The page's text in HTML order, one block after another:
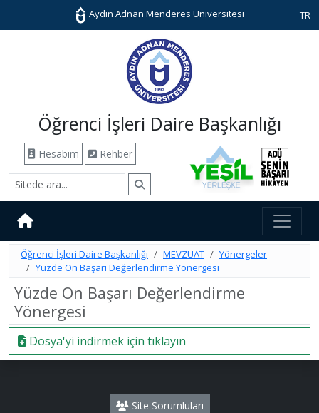
Aydın Adnan Menderes Üniversitesi TR
Öğrenci İşleri Daire Başkanlığı
Hesabım Rehber
Öğrenci İşleri Daire Başkanlığı MEVZUAT
Yönergeler
Yüzde On Başarı Değerlendirme Yönergesi
Yüzde On Başarı Değerlendirme
Yönergesi
Dosya'yi indirmek için tıklayın
Site Sorumluları